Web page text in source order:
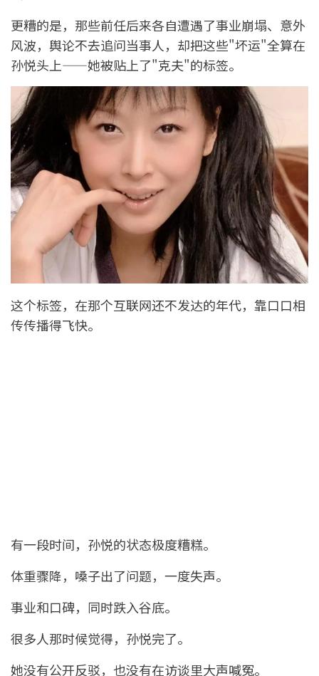
更糟的是，那些前任后来各自遭遇了事业崩塌、意外
风波，舆论不去追问当事人，却把这些"坏运"全算在
孙悦头上——她被贴上了"克夫"的标签。
这个标签，在那个互联网还不发达的年代，靠口口相
传传播得飞快。
有一段时间，孙悦的状态极度糟糕。
体重骤降，嗓子出了问题，一度失声。
事业和口碑，同时跌入谷底。
很多人那时候觉得，孙悦完了。
她没有公开反驳，也没有在访谈里大声喊冤。